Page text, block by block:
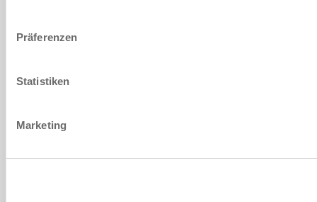
Präferenzen
Statistiken
Marketing